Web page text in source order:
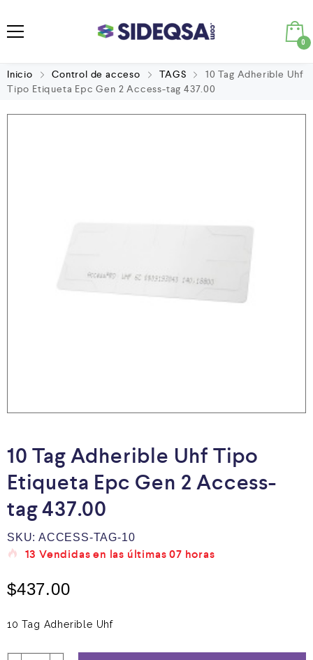
0
Inicio Control de acceso TAGS
10 Tag Adherible Uhf
Tipo Etiqueta Epc Gen 2 Access-tag 437.00
10 Tag Adherible Uhf Tipo
Etiqueta Epc Gen 2 Access-
tag 437.00
SKU: ACCESS-TAG-10
13 Vendidas en las últimas07 horas
$437.00
10 Tag Adherible Uhf